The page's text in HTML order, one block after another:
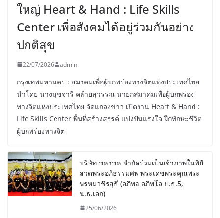
ใหญ่ Heart & Hand : Life Skills
Center เพื่อสังคมได้อยู่ร่วมกันอย่าง
ปกติสุข
22/07/2026 admin
กรุงเทพมหานคร : สมาคมเพื่อผู้บกพร่องทางจิตแห่งประเทศไทย
นำโดย นางนุชจารี คล้ายสุวรรณ นายกสมาคมเพื่อผู้บกพร่อง
ทางจิตแห่งประเทศไทย จัดแถลงข่าว เปิดงาน Heart & Hand :
Life Skills Center พื้นที่สร้างสรรค์ แบ่งปันแรงใจ ฝึกทักษะชีวิต
ผู้บกพร่องทางจิต
บริษัท ชลาชล จำกัดร่วมเป็นเจ้าภาพในพิธี
สวดพระอภิธรรมศพ พระเดชพระคุณพระ
พรหมวชิรสุธี (อภิพล อภิพโล ป.ธ.5,
น.ธ.เอก)
25/06/2026